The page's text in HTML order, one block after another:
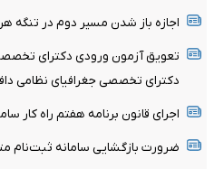
اجازه باز شدن مسیر دوم در تنگه
تعویق آزمون ورودی دکترای
دکترای تخصصی جغرافیای نظامی
اجرای قانون برنامه هفتم راه کار
ضرورت بازگشایی سامانه ثبت‌نام